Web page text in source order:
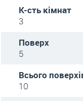
К-сть кімнат
3
Поверх
5
Всього
10